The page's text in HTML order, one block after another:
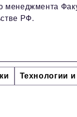
менеджмента
РФ.
Технологии